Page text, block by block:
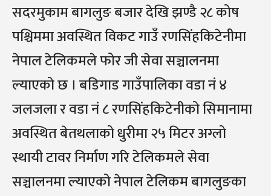
सदरमुकाम बागलुङ बजार देखि झण्डै २८ कोष
पश्चिममा अवस्थित विकट गाउँ रणसिंहकिटेनीमा
नेपाल टेलिकमले फोर जी सेवा सञ्चालनमा
ल्याएको छ । बडिगाड गाउँपालिका वडा नं ४
जलजला र वडा नं ८ रणसिंहकिटेनीको सिमानामा
अवस्थित बेतथलाको धुरीमा २५ मिटर अग्लो
स्थायी टावर निर्माण गरि टेलिकमले सेवा
सञ्चालनमा ल्याएको नेपाल टेलिकम बागलुङका